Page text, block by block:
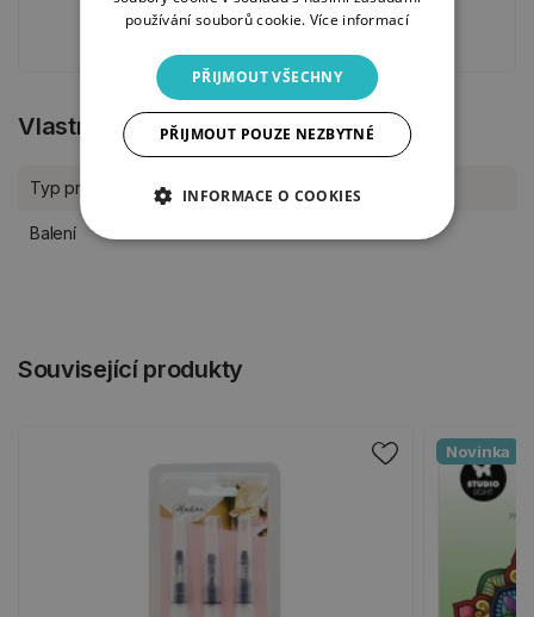
JARO, VELIKONOCE
Vlastnosti produktu
Typ produktu Psací potřeby
Balení
Související produkty
Novinka
používání souborů cookie. Více informací
PŘIJMOUT VŠECHNY
PŘIJMOUT POUZE NEZBYTNÉ
INFORMACE O COOKIES